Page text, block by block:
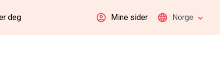
deg Mine sider Norge